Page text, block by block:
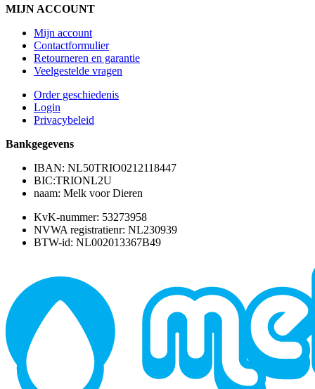
MIJN ACCOUNT
Mijn account
Contactformulier
Retourneren en garantie
Veelgestelde vragen
Order geschiedenis
Login
Privacybeleid
Bankgegevens
IBAN: NL50TRIO0212118447
BIC:TRIONL2U
naam: Melk voor Dieren
KvK-nummer: 53273958
NVWA registratienr: NL230939
BTW-id: NL002013367B49